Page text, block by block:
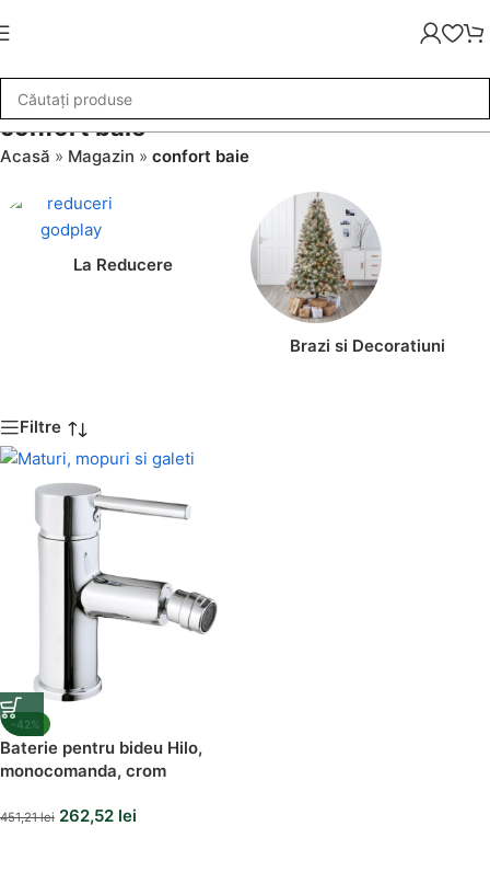
confort baie
Acasă » Magazin » confort baie
La Reducere
Brazi si Decoratiuni
Filtre
-42%
Baterie pentru bideu Hilo,
monocomanda, crom
451,21lei 262,52 lei